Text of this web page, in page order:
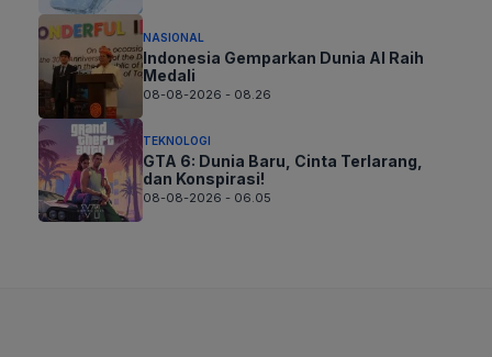
NASIONAL
Indonesia Gemparkan Dunia AI Raih
Medali
08-08-2026 - 08.26
TEKNOLOGI
GTA 6: Dunia Baru, Cinta Terlarang,
dan Konspirasi!
08-08-2026 - 06.05